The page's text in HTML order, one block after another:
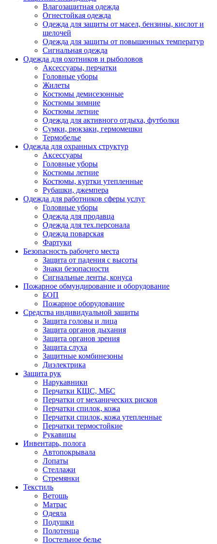
Влагозащитная одежда
Огнестойкая одежда
Одежда для защиты от масел, бензины, кислот и
щелочей
Одежда для защиты от повышенных температур
Сигнальная одежда
Одежда для охотников и рыболовов
Аксессуары, перчатки
Головные уборы
Жилеты
Костюмы демисезонные
Костюмы зимние
Костюмы летние
Одежда для активного отдыха, футболки
Сумки, рюкзаки, гермомешки
Термобелье
Одежда для охранных структур
Аксессуары
Головные уборы
Костюмы летние
Костюмы, куртки утепленные
Рубашки, джемпера
Одежда для работников сферы услуг
Головные уборы
Одежда для продавца
Одежда для тех.персонала
Одежда поварская
Фартуки
Безопасность рабочего места
Защита от падения с высоты
Знаки безопасности
Сигнальные ленты, конуса
Пожарное обмундирование и оборудование
БОП
Пожарное оборудование
Средства индивидуальной защиты
Защита головы и лица
Защита органов дыхания
Защита органов зрения
Защита слуха
Защитные комбинезоны
Диэлектрика
Защита рук
Нарукавники
Перчатки КЩС, МБС
Перчатки от механических рисков
Перчатки спилок, кожа
Перчатки спилок, кожа утепленные
Перчатки термостойкие
Рукавицы
Инвентарь, полога
Автопокрывала
Лопаты
Стеллажи
Стремянки
Текстиль
Ветошь
Матрас
Одеяла
Подушки
Полотенца
Постельное белье